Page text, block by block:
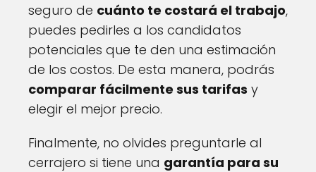
seguro de cuánto te costará el trabajo,
puedes pedirles a los candidatos
potenciales que te den una estimación
de los costos. De esta manera, podrás
comparar fácilmente sus tarifas y
elegir el mejor precio.
Finalmente, no olvides preguntarle al
cerrajero si tiene una garantía para su